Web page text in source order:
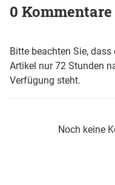
0 Kommentare
Bitte beachten Sie,
Artikel nur 72 Stunden
Verfügung steht.
Noch keine